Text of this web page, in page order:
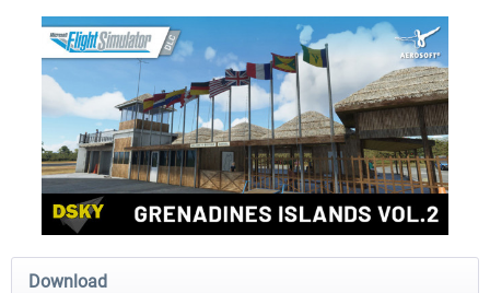
FSDG - St Lucia TLPC MSFS
Download